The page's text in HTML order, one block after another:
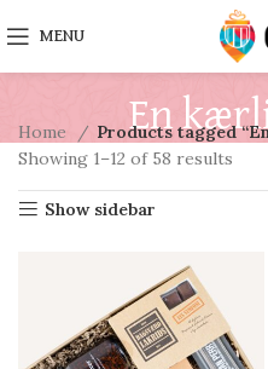
MENU
En
Home
Products tagged
Showing 1–12 of 58 results
Show sidebar